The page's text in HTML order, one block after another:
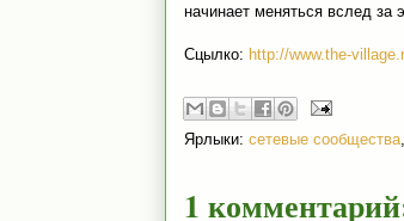
начинает меняться вслед за
Сцылко: http://www.the-
Ярлыки: сетевые сообщества
1